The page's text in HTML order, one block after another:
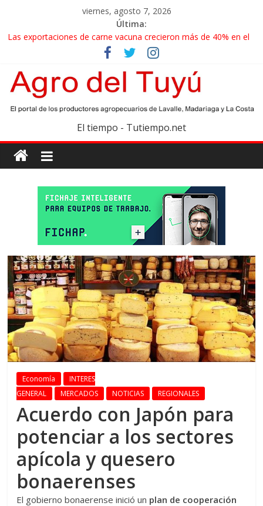
viernes, agosto 7, 2026
Última:
Las exportaciones de carne vacuna crecieron más de 40% en el
La miel, un motor de las economías regionales que enfrenta
nuevos desafíos para exportar
El gobierno bonaerense realizará un censo para actualizar el
mapa de la producción hortiflorícola
Las exportaciones agroindustriales anotaron un récord histórico
en el primer semestre
Maíz: estiman una cosecha récord de 71,5 millones de toneladas
El tiempo - Tutiempo.net
Economía
INTERES
GENERAL
MERCADOS NOTICIAS REGIONALES
Acuerdo con Japón para
potenciar a los sectores
apícola y quesero
bonaerenses
El gobierno bonaerense inició un plan de cooperación